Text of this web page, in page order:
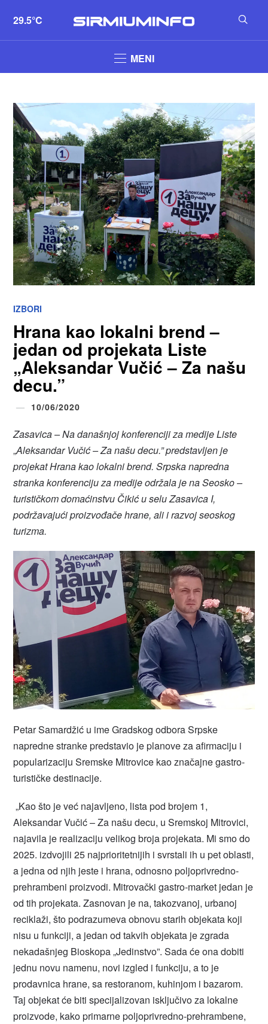
29.5°C
MENI
IZBORI
Hrana kao lokalni brend –
jedan od projekata Liste
„Aleksandar Vučić – Za našu
decu.”
10/06/2020
Zasavica – Na današnjoj konferenciji za medije Liste
„Aleksandar Vučić – Za našu decu.” predstavljen je
projekat Hrana kao lokalni brend. Srpska napredna
stranka konferenciju za medije održala je na Seosko –
turističkom domaćinstvu Čikić u selu Zasavica I,
podržavajući proizvođače hrane, ali i razvoj seoskog
turizma.
Petar Samardžić u ime Gradskog odbora Srpske
napredne stranke predstavio je planove za afirmaciju i
popularizaciju Sremske Mitrovice kao značajne gastro-
turističke destinacije.
„Kao što je već najavljeno, lista pod brojem 1,
Aleksandar Vučić – Za našu decu, u Sremskoj Mitrovici,
najavila je realizaciju velikog broja projekata. Mi smo do
2025. izdvojili 25 najprioritetnijih i svrstali ih u pet oblasti,
a jedna od njih jeste i hrana, odnosno poljoprivredno-
prehrambeni proizvodi. Mitrovački gastro-market jedan je
od tih projekata. Zasnovan je na, takozvanoj, urbanoj
reciklaži, što podrazumeva obnovu starih objekata koji
nisu u funkciji, a jedan od takvih objekata je zgrada
nekadašnjeg Bioskopa „Jedinstvo”. Sada će ona dobiti
jednu novu namenu, novi izgled i funkciju, a to je
prodavnica hrane, sa restoranom, kuhinjom i bazarom.
Taj objekat će biti specijalizovan isključivo za lokalne
proizvode, kako primarne poljoprivredno-prehrambene,